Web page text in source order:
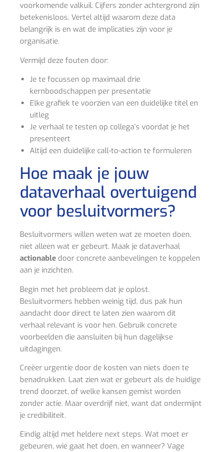
voorkomende valkuil. Cijfers zonder achtergrond zijn
betekenisloos. Vertel altijd waarom deze data
belangrijk is en wat de implicaties zijn voor je
organisatie.
Vermijd deze fouten door:
Je te focussen op maximaal drie
kernboodschappen per presentatie
Elke grafiek te voorzien van een duidelijke titel en
uitleg
Je verhaal te testen op collega’s voordat je het
presenteert
Altijd een duidelijke call-to-action te formuleren
Hoe maak je jouw
dataverhaal overtuigend
voor besluitvormers?
Besluitvormers willen weten wat ze moeten doen,
niet alleen wat er gebeurt. Maak je dataverhaal
actionable door concrete aanbevelingen te koppelen
aan je inzichten.
Begin met het probleem dat je oplost.
Besluitvormers hebben weinig tijd, dus pak hun
aandacht door direct te laten zien waarom dit
verhaal relevant is voor hen. Gebruik concrete
voorbeelden die aansluiten bij hun dagelijkse
uitdagingen.
Creëer urgentie door de kosten van niets doen te
benadrukken. Laat zien wat er gebeurt als de huidige
trend doorzet, of welke kansen gemist worden
zonder actie. Maar overdrijf niet, want dat ondermijnt
je credibiliteit.
Eindig altijd met heldere next steps. Wat moet er
gebeuren, wie gaat het doen, en wanneer? Vage